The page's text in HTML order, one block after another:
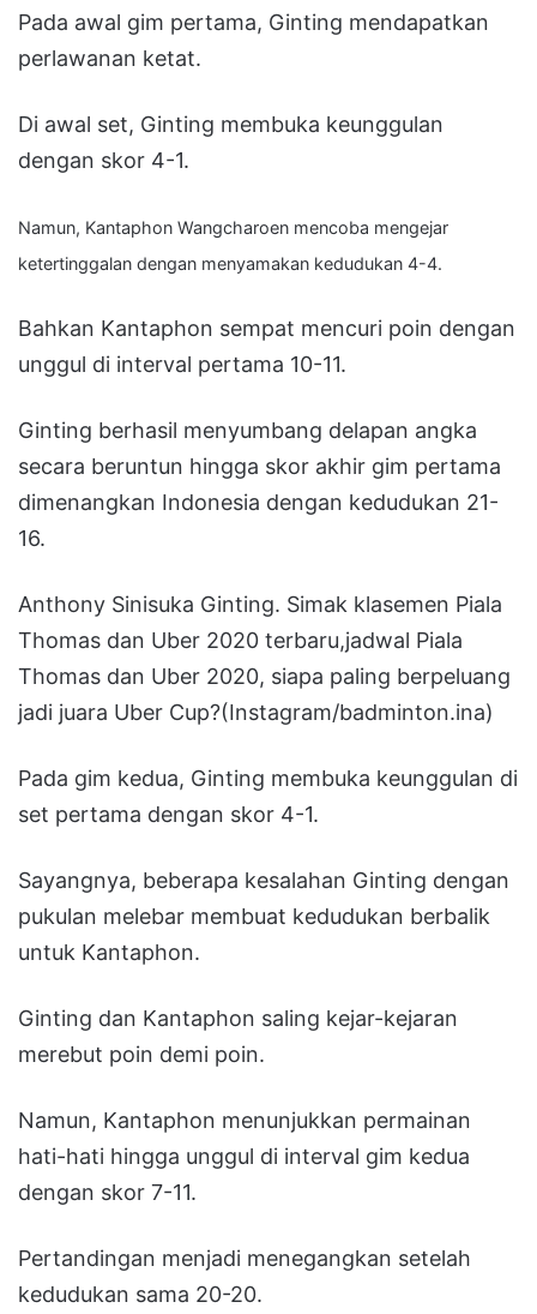
Pada awal gim pertama, Ginting mendapatkan
perlawanan ketat.
Di awal set, Ginting membuka keunggulan
dengan skor 4-1.
Namun, Kantaphon Wangcharoen mencoba mengejar
ketertinggalan dengan menyamakan kedudukan 4-4.
Bahkan Kantaphon sempat mencuri poin dengan
unggul di interval pertama 10-11.
Ginting berhasil menyumbang delapan angka
secara beruntun hingga skor akhir gim pertama
dimenangkan Indonesia dengan kedudukan 21-
16.
Anthony Sinisuka Ginting. Simak klasemen Piala
Thomas dan Uber 2020 terbaru,jadwal Piala
Thomas dan Uber 2020, siapa paling berpeluang
jadi juara Uber Cup?(Instagram/badminton.ina)
Pada gim kedua, Ginting membuka keunggulan di
set pertama dengan skor 4-1.
Sayangnya, beberapa kesalahan Ginting dengan
pukulan melebar membuat kedudukan berbalik
untuk Kantaphon.
Ginting dan Kantaphon saling kejar-kejaran
merebut poin demi poin.
Namun, Kantaphon menunjukkan permainan
hati-hati hingga unggul di interval gim kedua
dengan skor 7-11.
Pertandingan menjadi menegangkan setelah
kedudukan sama 20-20.